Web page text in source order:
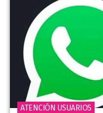
ATENCIÓN USUARIOS